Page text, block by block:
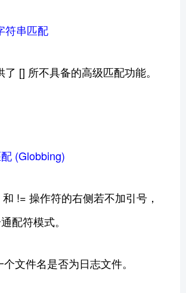
符串匹配
[] 所不具备的高级匹配功能。
(Globbing)
!= 操作符的右侧若不加引号，
配符模式。
个文件名是否为日志文件。